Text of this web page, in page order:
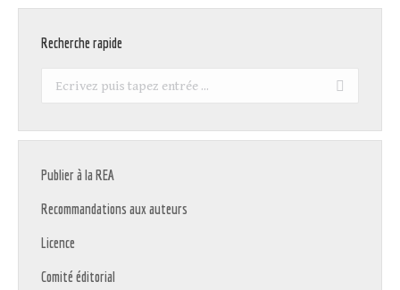
Recherche rapide
Recherche
Publier à la REA
Recommandations aux auteurs
Licence
Comité éditorial